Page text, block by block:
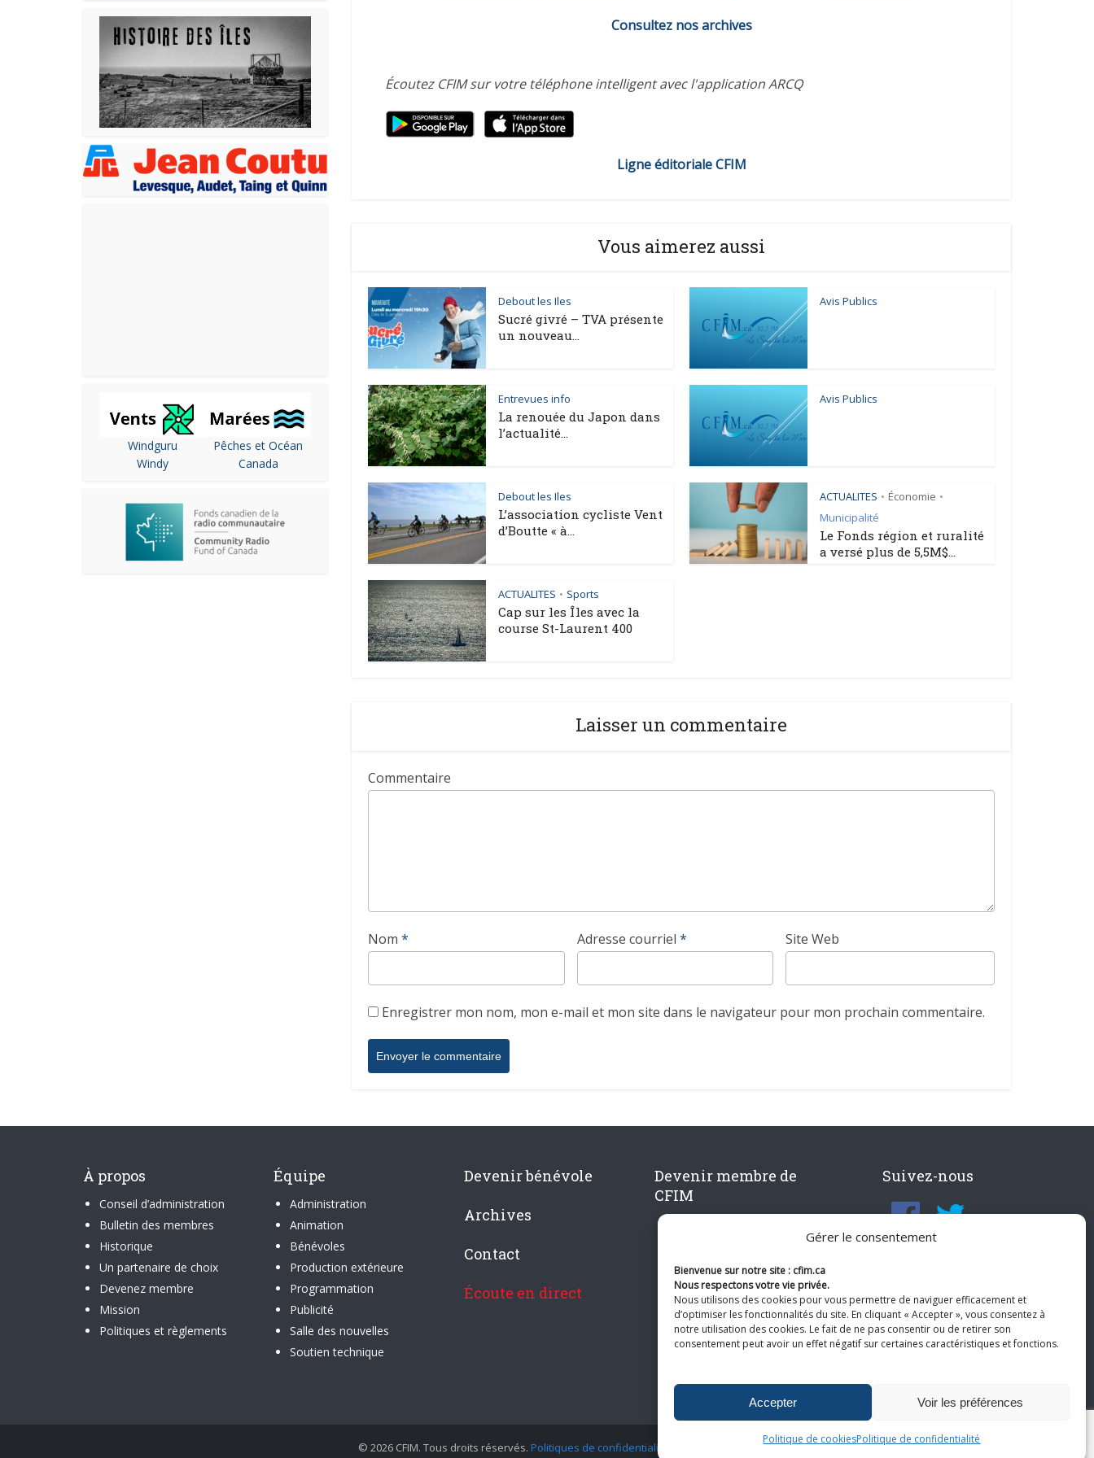
Gérer le consentement
Bienvenue sur notre site : cfim.ca
Nous respectons votre vie privée.
Nous utilisons des cookies pour vous permettre de naviguer efficacement et
d’optimiser les fonctionnalités du site. En cliquant « Accepter », vous consentez à
notre utilisation des cookies. Le fait de ne pas consentir ou de retirer son
consentement peut avoir un effet négatif sur certaines caractéristiques et fonctions.
Accepter Voir les préférences
Politique de cookiesPolitique de confidentialité
Windguru
Windy
Pêches et Océan
Canada
Consultez nos archives
Écoutez CFIM sur votre téléphone intelligent avec l'application ARCQ
Ligne éditoriale CFIM
Vous aimerez aussi
Debout les Iles
Sucré givré – TVA présente
un nouveau...
Avis Publics
Entrevues info
La renouée du Japon dans
l’actualité...
Avis Publics
Debout les Iles
L’association cycliste Vent
d’Boutte « à...
ACTUALITES • Économie •
Municipalité
Le Fonds région et ruralité
a versé plus de 5,5M$...
ACTUALITES • Sports
Cap sur les Îles avec la
course St-Laurent 400
Laisser un commentaire
Commentaire
Nom * Adresse courriel * Site Web
Enregistrer mon nom, mon e-mail et mon site dans le navigateur pour mon prochain commentaire.
À propos
Conseil d’administration
Bulletin des membres
Historique
Un partenaire de choix
Devenez membre
Mission
Politiques et règlements
Équipe
Administration
Animation
Bénévoles
Production extérieure
Programmation
Publicité
Salle des nouvelles
Soutien technique
Devenir bénévole
Archives
Contact
Écoute en direct
Devenir membre de
CFIM
Suivez-nous
© 2026 CFIM. Tous droits réservés. Politiques de confidentialité